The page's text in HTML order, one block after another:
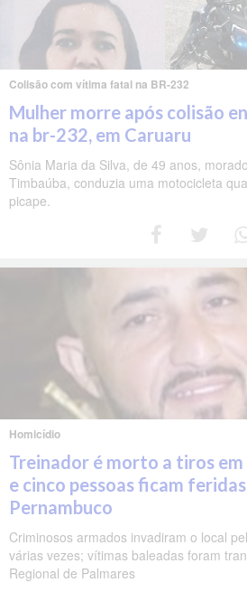
Colisão com vítima fatal na BR-232
Mulher morre após colisão
na br-232, em Caruaru
Sônia Maria da Silva, de 49 anos,
Timbaúba, conduzia uma motocicleta
picape.
Homicídio
Treinador é morto a tiros
e cinco pessoas ficam
Pernambuco
Criminosos armados invadiram o local
várias vezes; vítimas baleadas foram
Regional de Palmares